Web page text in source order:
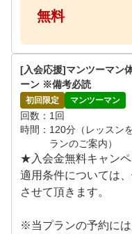
軽にお越しください！
●施設体験スケジュール
月~日 09:00～21:00
※ご希望の日時をリク
。追ってご連絡差し上
無料
[入会応援]マンツーマン
ーン ※備考必読
初回限定 マンツーマン
回数
1回
時間
120分（レッスン
ランのご案内）
★入会金無料キャン
適用条件については
させて頂きます。
※当プランの予約に